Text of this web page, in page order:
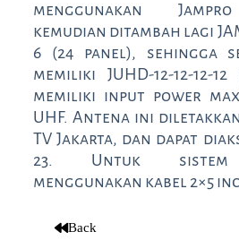
menggunakan Jampro
kemudian ditambah lagi
6 (24 panel), sehingga
memiliki JUHD-12-12-12-
memiliki input power
UHF. Antena ini
TV Jakarta, dan dapat
23. Untuk sistem
menggunakan kabel 2×5
Back